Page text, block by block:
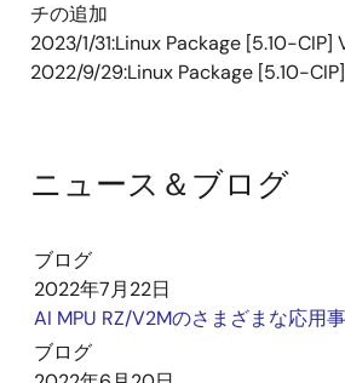
チの追加
2023/1/31:Linux Package [5.10-CIP]
2022/9/29:Linux Package [5.10-CIP]
ニュース＆ブログ
ブログ
2022年7月22日
AI MPU RZ/V2Mのさまざまな応用
ブログ